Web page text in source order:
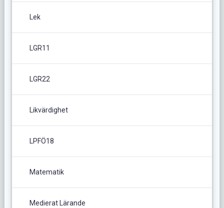
Lek
LGR11
LGR22
Likvärdighet
LPFÖ18
Matematik
Medierat Lärande